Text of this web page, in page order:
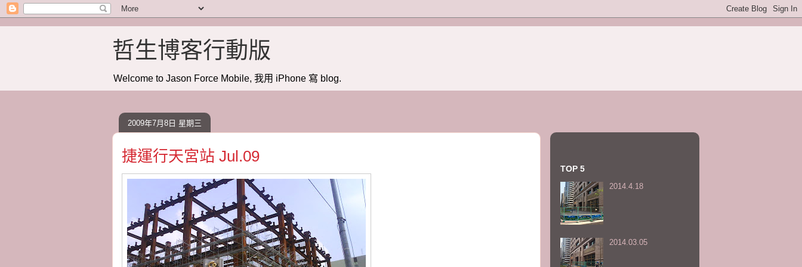
哲生博客行動版
Welcome to Jason Force Mobile, 我用 iPhone 寫 blog.
2009年7月8日 星期三
捷運行天宮站 Jul.09
TOP 5
2014.4.18
2014.03.05